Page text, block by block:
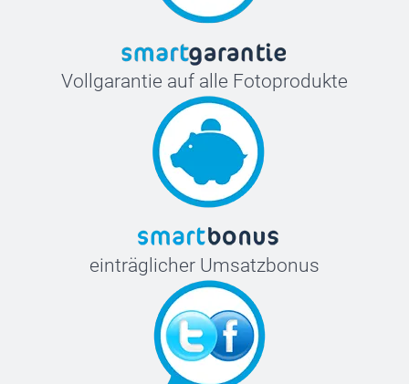
Vollgarantie auf alle Fotoprodukte
einträglicher Umsatzbonus